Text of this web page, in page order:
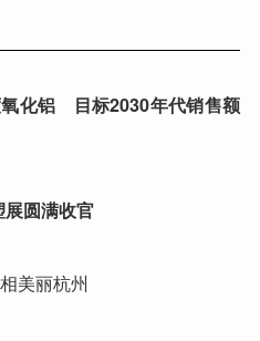
化铝 目标2030年代销售额
圆满收官
美丽杭州